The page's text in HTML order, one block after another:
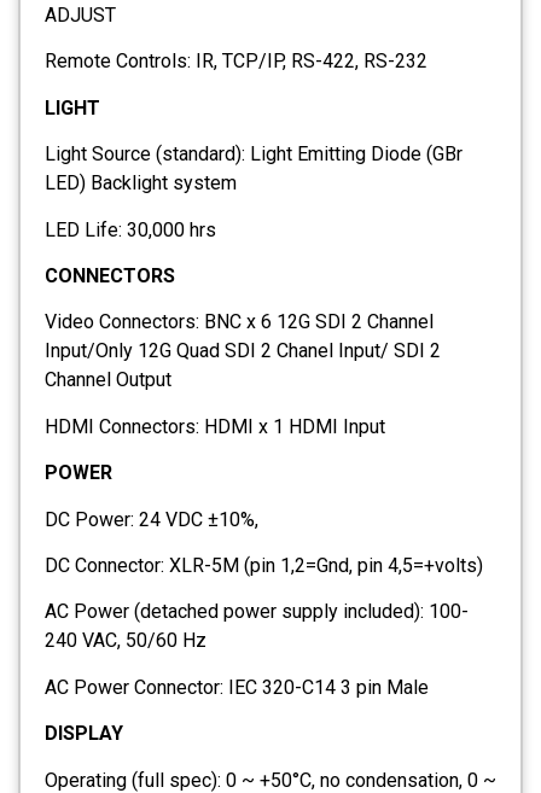
ADJUST
Remote Controls: IR, TCP/IP, RS-422, RS-232
LIGHT
Light Source (standard): Light Emitting Diode (GBr
LED) Backlight system
LED Life: 30,000 hrs
CONNECTORS
Video Connectors: BNC x 6 12G SDI 2 Channel
Input/Only 12G Quad SDI 2 Chanel Input/ SDI 2
Channel Output
HDMI Connectors: HDMI x 1 HDMI Input
POWER
DC Power: 24 VDC ±10%,
DC Connector: XLR-5M (pin 1,2=Gnd, pin 4,5=+volts)
AC Power (detached power supply included): 100-
240 VAC, 50/60 Hz
AC Power Connector: IEC 320-C14 3 pin Male
DISPLAY
Operating (full spec): 0 ~ +50°C, no condensation, 0 ~